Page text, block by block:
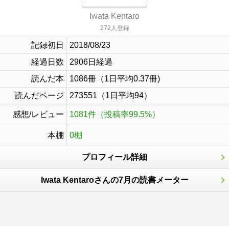
Iwata Kentaro
272人登録
記録初日
2018/08/23
経過日数
2906日経過
読んだ本
1086冊（1日平均0.37冊)
読んだページ
273551（1日平均94）
感想/レビュー 1081件（投稿率99.5%）
本棚 0棚
プロフィール詳細
Iwata Kentaroさんの7月の読書メーター